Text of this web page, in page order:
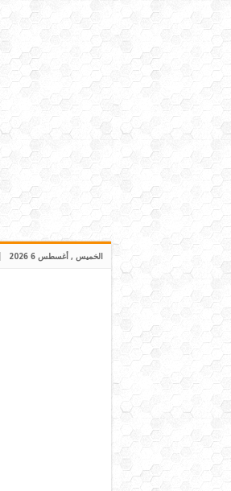
الخميس , أغسطس 6 2026